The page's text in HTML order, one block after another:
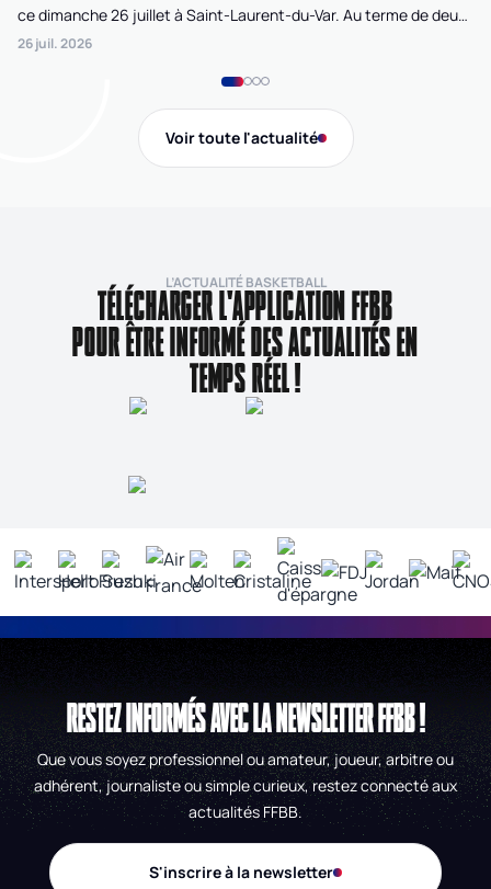
ce dimanche 26 juillet à Saint-Laurent-du-Var. Au terme de deux
journées de compétition disputées sur la plage Cousteau, Lille
26 juil. 2026
Voir toute l'actualité
L’ACTUALITÉ BASKETBALL
TÉLÉCHARGER L'APPLICATION FFBB
POUR ÊTRE INFORMÉ DES ACTUALITÉS EN
TEMPS RÉEL !
RESTEZ INFORMÉS AVEC LA NEWSLETTER FFBB !
Que vous soyez professionnel ou amateur, joueur, arbitre ou
adhérent, journaliste ou simple curieux, restez connecté aux
actualités FFBB.
S'inscrire à la newsletter